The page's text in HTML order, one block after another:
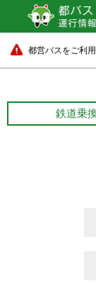
都営バスをご利
鉄道乗